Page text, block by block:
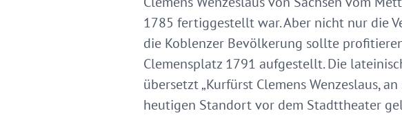
1785 fertiggestellt war. Aber nicht nur die
die Koblenzer Bevölkerung sollte
Clemensplatz 1791 aufgestellt. Die
übersetzt „Kurfürst Clemens Wenzeslaus,
heutigen Standort vor dem Stadttheater